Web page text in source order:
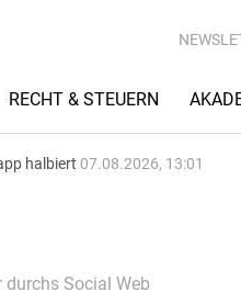
RECHT & STEUERN
halbiert 07.08.2026, 13:01
Social Web